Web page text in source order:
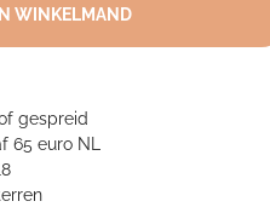
gespreid
65 euro NL
IN WINKELMAND